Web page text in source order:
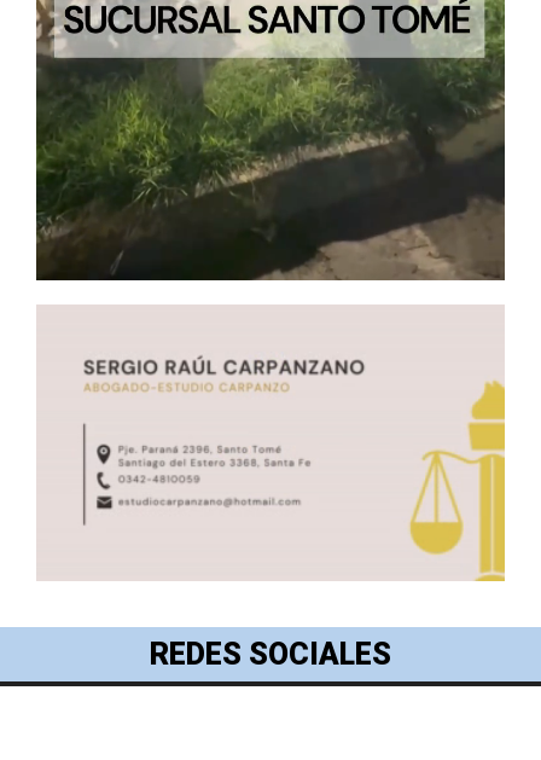
REDES SOCIALES